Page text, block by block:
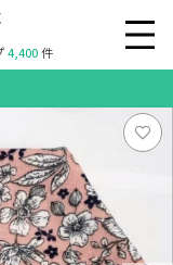
4,400件